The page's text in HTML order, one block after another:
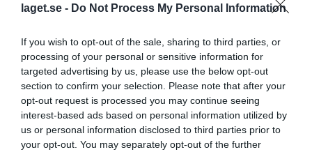
laget.se - Do Not Process My Personal Information
If you wish to opt-out of the sale, sharing to third parties, or
processing of your personal or sensitive information for
targeted advertising by us, please use the below opt-out
section to confirm your selection. Please note that after your
opt-out request is processed you may continue seeing
interest-based ads based on personal information utilized by
us or personal information disclosed to third parties prior to
your opt-out. You may separately opt-out of the further
också kan. Efter säsongen snyggaste drive reducerade Uppsala i
den tredje quartern till 6-24. En variation av springspel (Johannes
Nilsson) fina passningar av Gustav Bowall och slutligen en
mottagning av Jamal Hussein i Stockholms målområde väckte
förhoppningar om Uppsalas offensiva spel.
Någon mer poäng lyckades inte Uppsala göra i matchen medan
Stockholm gjorde en TD till efter en 1 yards rush av tidgare
Uppsala spelaren Joshua Akena samt ytterligare ett fieldgoal.